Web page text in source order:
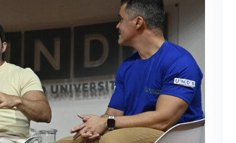
Remember me Lost your password?